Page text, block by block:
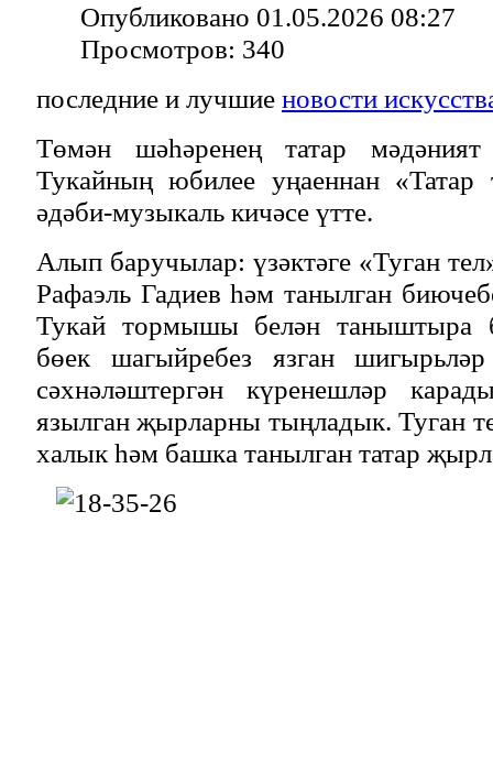
Опубликовано 01.05.2026 08:27
Просмотров: 340
последние и лучшие новости
Төмән шәһәренең татар мәдәният
Тукайның юбилее уңаеннан «Татар
әдәби-музыкаль кичәсе үтте.
Алып баручылар: үзәктәге «Туган
Рафаэль Гадиев һәм танылган
Тукай тормышы белән таныштыра
бөек шагыйребез язган
сәхнәләштергән күренешләр
язылган җырларны тыңладык. Туган
халык һәм башка танылган татар